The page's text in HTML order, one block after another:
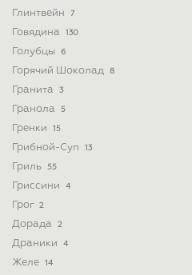
Глинтвейн 7
Говядина 130
Голубцы 6
Горячий Шоколад 8
Гранита 3
Гранола 5
Гренки 15
Грибной-Суп 13
Гриль 55
Гриссини 4
Грог 2
Дорада 2
Драники 4
Желе 14